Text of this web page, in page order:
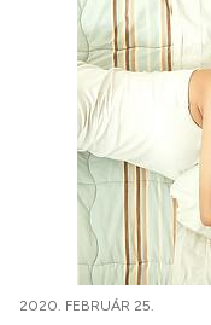
2020. FEBRUÁR 25.